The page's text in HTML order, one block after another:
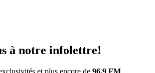
à notre infolettre!
et plus encore de 96.9 FM